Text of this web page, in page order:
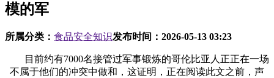
模的军
所属分类： 食品安全知识发布时间： 2026-05-13 03:23
目前约有7000名接管过军事锻炼的哥伦比亚人正正在一场
不属于他们的冲突中做和，这证明，正在阅读此文之前，声